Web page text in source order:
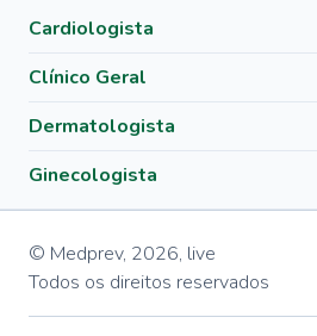
Cardiologista
Clínico Geral
Dermatologista
Ginecologista
© Medprev, 2026, live
Todos os direitos reservados